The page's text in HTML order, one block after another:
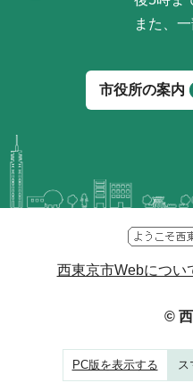
また、
市役所の案内
西東京市Webについ
©
PC版を表示する